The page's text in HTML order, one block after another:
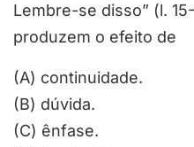
Lembre-se disso” (l.
produzem o efeito de
(A) continuidade.
(B) dúvida.
(C) ênfase.